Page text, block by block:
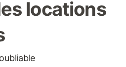
locations